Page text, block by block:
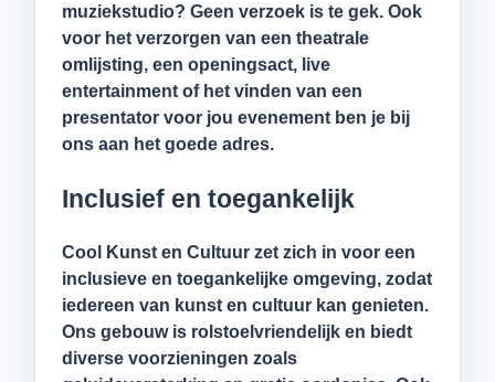
muziekstudio? Geen verzoek is te gek. Ook
voor het verzorgen van een theatrale
omlijsting, een openingsact, live
entertainment of het vinden van een
presentator voor jou evenement ben je bij
ons aan het goede adres.
Inclusief en toegankelijk
Cool Kunst en Cultuur zet zich in voor een
inclusieve en toegankelijke omgeving, zodat
iedereen van kunst en cultuur kan genieten.
Ons gebouw is rolstoelvriendelijk en biedt
diverse voorzieningen zoals